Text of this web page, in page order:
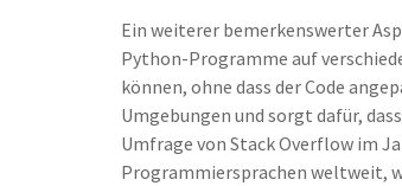
Ein weiterer bemerkenswerter
Python-Programme auf
können, ohne dass der Code
Umgebungen und sorgt dafür,
Umfrage von Stack Overflow im
Programmiersprachen weltweit,